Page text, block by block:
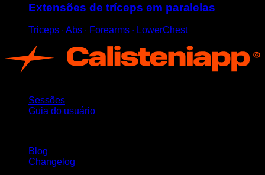
Extensões de tríceps em paralelas
Triceps ∙ Abs ∙ Forearms ∙ LowerChest
Sessões
Guia do usuário
Blog
Changelog